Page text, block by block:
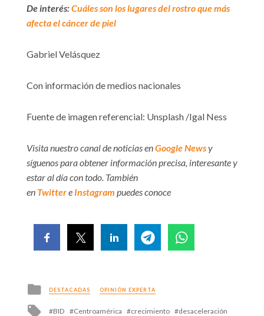
De interés:Cuáles son los lugares del rostro que más
afecta el cáncer de piel
Gabriel Velásquez
Con información de medios nacionales
Fuente de imagen referencial: Unsplash /Igal Ness
Visita nuestro canal de noticias enGoogle Newsy
síguenos para obtener información precisa, interesante y
estar al día con todo. También
en Twittere Instagram puedes conoce
Posted
in
DESTACADAS OPINIÓN EXPERTA
Tagged
BID Centroamérica crecimiento desaceleración